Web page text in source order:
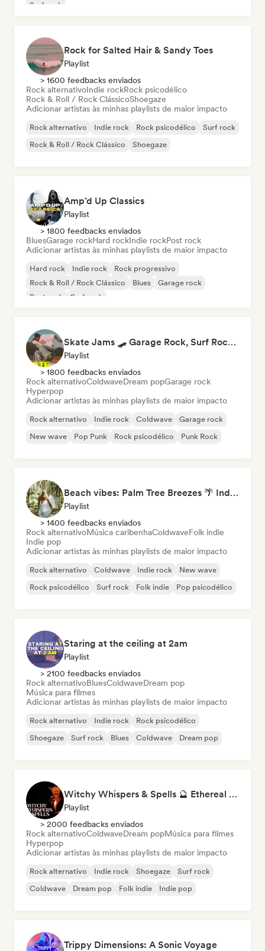
Surf rock
Rock for Salted Hair & Sandy Toes
Playlist
> 1600 feedbacks enviados
Rock alternativoIndie rockRock psicodélico
Rock & Roll / Rock ClássicoShoegaze
Adicionar artistas às minhas playlists de maior impacto
Rock alternativo Indie rock Rock psicodélico
Surf rock
Rock & Roll / Rock Clássico
Shoegaze
Amp’d Up Classics
Playlist
> 1800 feedbacks enviados
BluesGarage rockHard rockIndie rockPost rock
Adicionar artistas às minhas playlists de maior impacto
Hard rock Indie rock
Rock progressivo
Rock & Roll / Rock Clássico
Blues
Garage rock
Post rock
Surf rock
Skate Jams 🛹 Garage Rock, Surf Rock & Neo-Psych
Playlist
> 1800 feedbacks enviados
Rock alternativoColdwaveDream popGarage rock
Hyperpop
Adicionar artistas às minhas playlists de maior impacto
Rock alternativo Indie rock Coldwave
Garage rock
New wave
Pop Punk Rock psicodélico Punk Rock
Beach vibes: Palm Tree Breezes 🌴 Indie Folk, Acoustic & Singer-Songwriter
Playlist
> 1400 feedbacks enviados
Rock alternativoMúsica caribenhaColdwaveFolk indie
Indie pop
Adicionar artistas às minhas playlists de maior impacto
Rock alternativo Coldwave Indie rock
New wave
Rock psicodélico
Surf rock Folk indie Pop psicodélico
Staring at the ceiling at 2am
Playlist
> 2100 feedbacks enviados
Rock alternativoBluesColdwaveDream pop
Música para filmes
Adicionar artistas às minhas playlists de maior impacto
Rock alternativo Indie rock
Rock psicodélico
Shoegaze
Surf rock Blues Coldwave Dream pop
Witchy Whispers & Spells 🔮 Ethereal Art Pop & Dream Pop
Playlist
> 2000 feedbacks enviados
Rock alternativoColdwaveDream popMúsica para filmes
Hyperpop
Adicionar artistas às minhas playlists de maior impacto
Rock alternativo Indie rock Shoegaze
Surf rock
Coldwave
Dream pop Folk indie Indie pop
Trippy Dimensions: A Sonic Voyage